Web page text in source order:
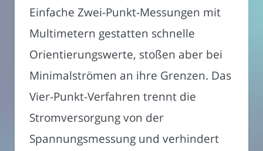
Einfache Zwei-Punkt-Messungen mit
Multimetern gestatten schnelle
Orientierungswerte, stoßen aber bei
Minimalströmen an ihre Grenzen. Das
Vier-Punkt-Verfahren trennt die
Stromversorgung von der
Spannungsmessung und verhindert